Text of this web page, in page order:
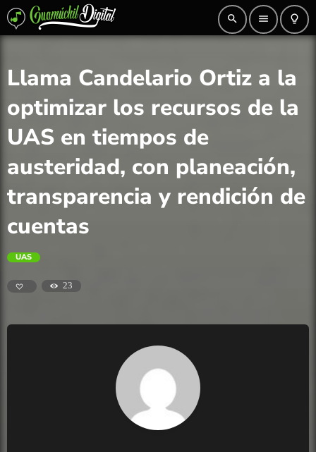
search menu lightbulb_outline
Llama Candelario Ortiz a la
optimizar los recursos de la
UAS en tiempos de
austeridad, con planeación,
transparencia y rendición de
cuentas
UAS
23